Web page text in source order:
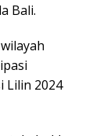
Bali.
Lilin 2024